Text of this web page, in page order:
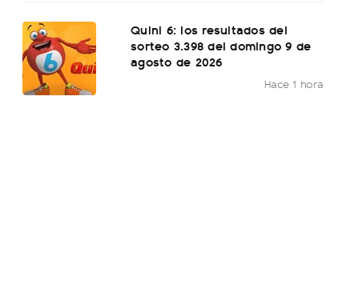
Quini 6: los resultados del
sorteo 3.398 del domingo 9 de
agosto de 2026
Hace 1 hora